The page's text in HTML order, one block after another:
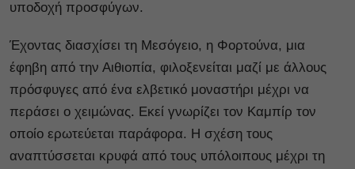
υποδοχή προσφύγων.
Έχοντας διασχίσει τη Μεσόγειο, η Φορτούνα, μια
έφηβη από την Αιθιοπία, φιλοξενείται μαζί με άλλους
πρόσφυγες από ένα ελβετικό μοναστήρι μέχρι να
περάσει ο χειμώνας. Εκεί γνωρίζει τον Καμπίρ τον
οποίο ερωτεύεται παράφορα. Η σχέση τους
αναπτύσσεται κρυφά από τους υπόλοιπους μέχρι τη